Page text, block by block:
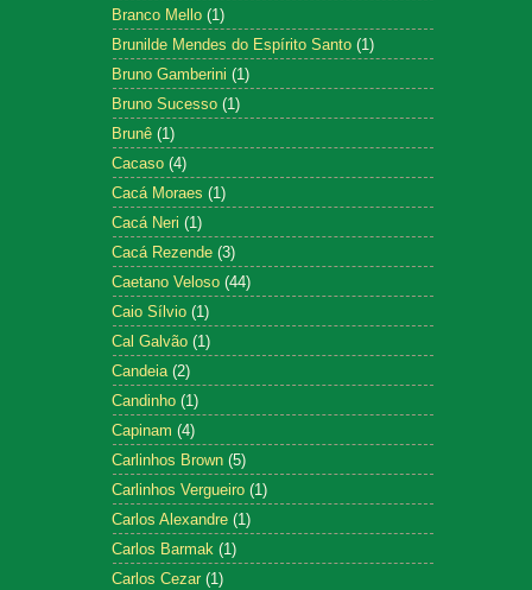
Branco Mello (1)
Brunilde Mendes do Espírito Santo (1)
Bruno Gamberini (1)
Bruno Sucesso (1)
Brunê (1)
Cacaso (4)
Cacá Moraes (1)
Cacá Neri (1)
Cacá Rezende (3)
Caetano Veloso (44)
Caio Sílvio (1)
Cal Galvão (1)
Candeia (2)
Candinho (1)
Capinam (4)
Carlinhos Brown (5)
Carlinhos Vergueiro (1)
Carlos Alexandre (1)
Carlos Barmak (1)
Carlos Cezar (1)